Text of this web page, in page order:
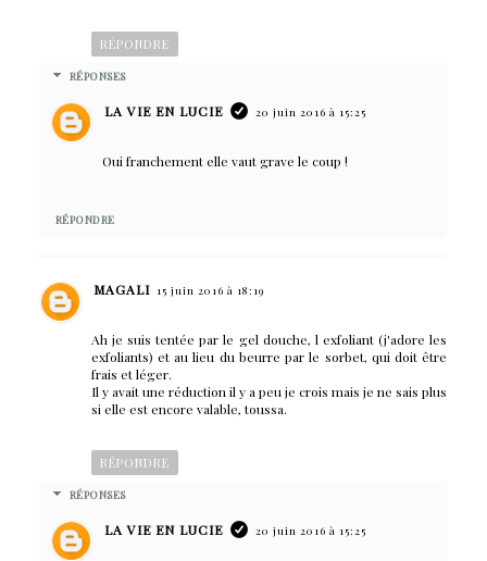
RÉPONDRE
RÉPONSES
LA VIE EN LUCIE 20 juin 2016 à 15:25
Oui franchement elle vaut grave le coup !
RÉPONDRE
MAGALI 15 juin 2016 à 18:19
Ah je suis tentée par le gel douche, l exfoliant (j'adore les
exfoliants) et au lieu du beurre par le sorbet, qui doit être
frais et léger.
Il y avait une réduction il y a peu je crois mais je ne sais plus
si elle est encore valable, toussa.
RÉPONDRE
RÉPONSES
LA VIE EN LUCIE 20 juin 2016 à 15:25